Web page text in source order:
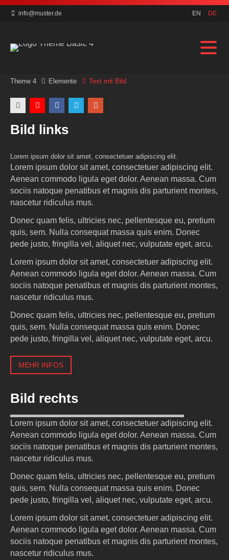
info@muster.de EN DE
Theme 4 Elemente Text mit Bild
Bild links
Lorem ipsum dolor sit amet, consectetuer adipiscing elit.
Lorem ipsum dolor sit amet, consectetuer adipiscing elit.
Aenean commodo ligula eget dolor. Aenean massa. Cum
sociis natoque penatibus et magnis dis parturient montes,
nascetur ridiculus mus.
Donec quam felis, ultricies nec, pellentesque eu, pretium
quis, sem. Nulla consequat massa quis enim. Donec
pede justo, fringilla vel, aliquet nec, vulputate eget, arcu.
Lorem ipsum dolor sit amet, consectetuer adipiscing elit.
Aenean commodo ligula eget dolor. Aenean massa. Cum
sociis natoque penatibus et magnis dis parturient montes,
nascetur ridiculus mus.
Donec quam felis, ultricies nec, pellentesque eu, pretium
quis, sem. Nulla consequat massa quis enim. Donec
pede justo, fringilla vel, aliquet nec, vulputate eget, arcu.
MEHR INFOS
Bild rechts
Lorem ipsum dolor sit amet, consectetuer adipiscing elit.
Aenean commodo ligula eget dolor. Aenean massa. Cum
sociis natoque penatibus et magnis dis parturient montes,
nascetur ridiculus mus.
Donec quam felis, ultricies nec, pellentesque eu, pretium
quis, sem. Nulla consequat massa quis enim. Donec
pede justo, fringilla vel, aliquet nec, vulputate eget, arcu.
Lorem ipsum dolor sit amet, consectetuer adipiscing elit.
Aenean commodo ligula eget dolor. Aenean massa. Cum
sociis natoque penatibus et magnis dis parturient montes,
nascetur ridiculus mus.